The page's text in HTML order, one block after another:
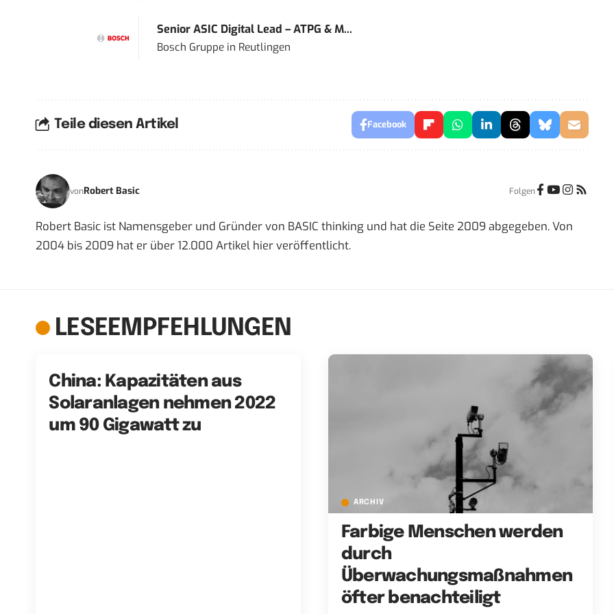
Senior ASIC Digital Lead – ATPG & M...
Bosch Gruppein Reutlingen
Teile diesen Artikel Facebook
vonRobert Basic Folgen
Robert Basic ist Namensgeber und Gründer von BASIC thinking und hat die Seite 2009 abgegeben. Von
2004 bis 2009 hat er über 12.000 Artikel hier veröffentlicht.
LESEEMPFEHLUNGEN
China: Kapazitäten aus
Solaranlagen nehmen 2022
um 90 Gigawatt zu
ARCHIV
Farbige Menschen werden
durch
Überwachungsmaßnahmen
öfter benachteiligt